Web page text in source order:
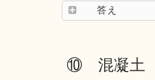
答え
⑩ 混凝土